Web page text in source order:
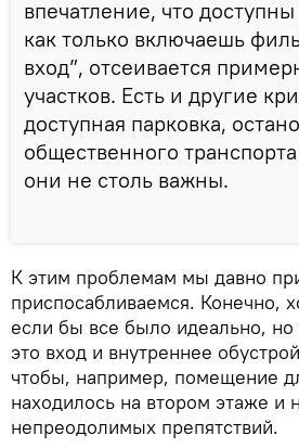
впечатление, что
как только включаешь
вход”, отсеивается
участков. Есть и другие
доступная парковка,
общественного
они не столь важны.
К этим проблемам мы давно
приспосабливаемся. Конечно,
если бы все было идеально,
это вход и внутреннее
чтобы, например, помещение
находилось на втором этаже и
непреодолимых препятствий.